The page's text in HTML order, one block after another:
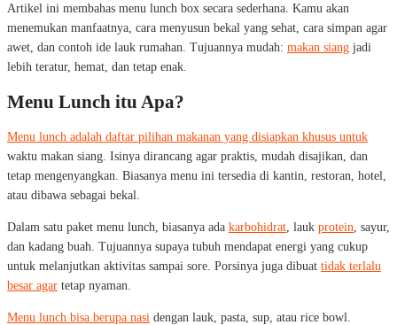
Artikel ini membahas menu lunch box secara sederhana. Kamu akan
menemukan manfaatnya, cara menyusun bekal yang sehat, cara simpan agar
awet, dan contoh ide lauk rumahan. Tujuannya mudah: makan siang jadi
lebih teratur, hemat, dan tetap enak.
Menu Lunch itu Apa?
Menu lunch adalah daftar pilihan makanan yang disiapkan khusus untuk
waktu makan siang. Isinya dirancang agar praktis, mudah disajikan, dan
tetap mengenyangkan. Biasanya menu ini tersedia di kantin, restoran, hotel,
atau dibawa sebagai bekal.
Dalam satu paket menu lunch, biasanya ada karbohidrat , lauk protein , sayur,
dan kadang buah. Tujuannya supaya tubuh mendapat energi yang cukup
untuk melanjutkan aktivitas sampai sore. Porsinya juga dibuat tidak terlalu
besar agar tetap nyaman.
Menu lunch bisa berupa nasi dengan lauk, pasta, sup, atau rice bowl.